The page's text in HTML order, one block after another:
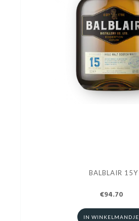
BALBLAIR 15Y
€94.70
IN WINKELMANDJE